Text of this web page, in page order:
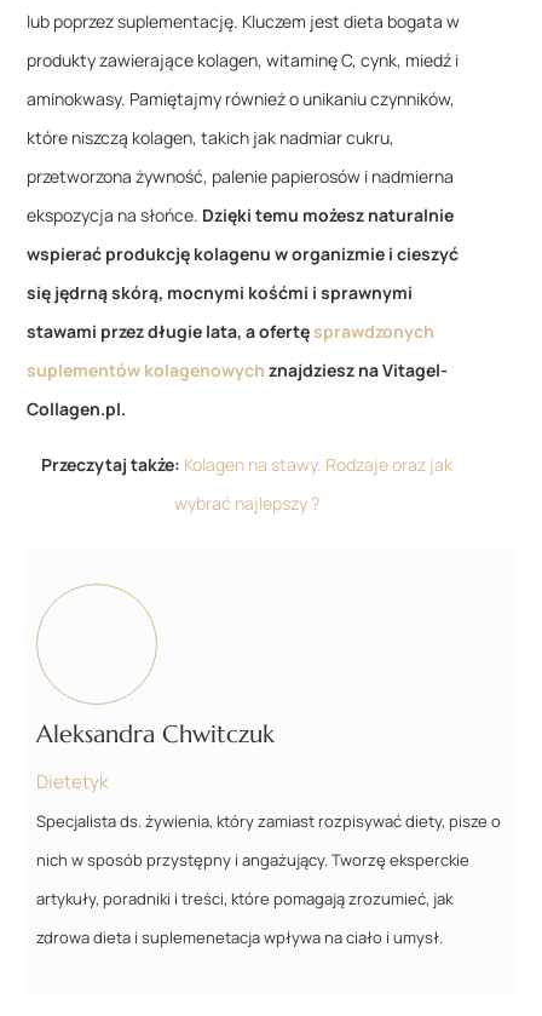
lub poprzez suplementację. Kluczem jest dieta bogata w
produkty zawierające kolagen, witaminę C, cynk, miedź i
aminokwasy. Pamiętajmy również o unikaniu czynników,
które niszczą kolagen, takich jak nadmiar cukru,
przetworzona żywność, palenie papierosów i nadmierna
ekspozycja na słońce. Dzięki temu możesz naturalnie
wspierać produkcję kolagenu w organizmie i cieszyć
się jędrną skórą, mocnymi kośćmi i sprawnymi
stawami przez długie lata, a ofertę sprawdzonych
suplementów kolagenowych znajdziesz na Vitagel-
Collagen.pl.
Przeczytaj także: Kolagen na stawy. Rodzaje oraz jak
wybrać najlepszy ?
Aleksandra Chwitczuk
Dietetyk
Specjalista ds. żywienia, który zamiast rozpisywać diety, pisze o
nich w sposób przystępny i angażujący. Tworzę eksperckie
artykuły, poradniki i treści, które pomagają zrozumieć, jak
zdrowa dieta i suplemenetacja wpływa na ciało i umysł.